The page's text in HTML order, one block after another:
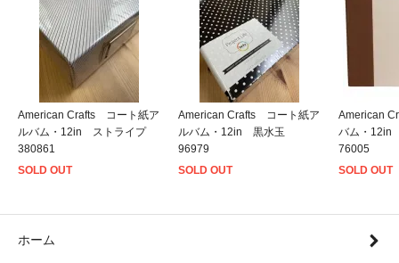
American Crafts コート紙ア
ルバム・12in ストライプ
380861
SOLD OUT
American Crafts コート紙ア
ルバム・12in 黒水玉
96979
SOLD OUT
American
バム・
76005
SOLD OUT
ホーム